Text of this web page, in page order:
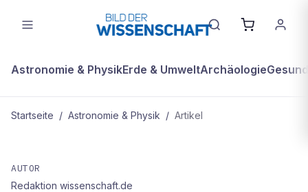
Astronomie & PhysikErde & UmweltArchäologie
Startseite / Astronomie & Physik / Artikel
Kleines Kometen-Brevier
AUTOR
Redaktion wissenschaft.de